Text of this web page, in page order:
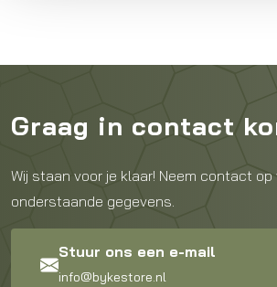
Graag in contact
Wij staan voor je klaar! Neem contact op
onderstaande gegevens.
Stuur ons een e-mail
info@bykestore.nl